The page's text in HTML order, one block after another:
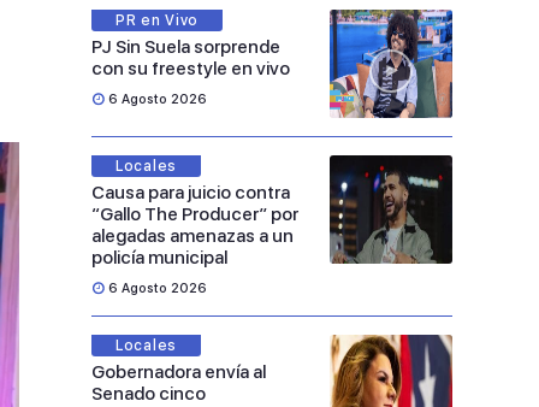
PR en Vivo
PJ Sin Suela sorprende
con su freestyle en vivo
6 Agosto 2026
Locales
Causa para juicio contra
“Gallo The Producer” por
alegadas amenazas a un
policía municipal
6 Agosto 2026
Locales
Gobernadora envía al
Senado cinco